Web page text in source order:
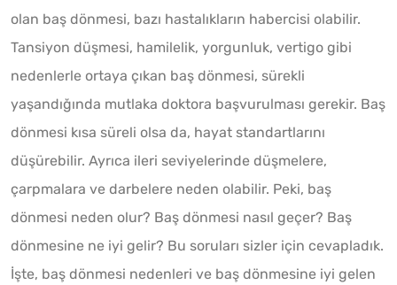
olan baş dönmesi, bazı hastalıkların habercisi olabilir.
Tansiyon düşmesi, hamilelik, yorgunluk, vertigo gibi
nedenlerle ortaya çıkan baş dönmesi, sürekli
yaşandığında mutlaka doktora başvurulması gerekir. Baş
dönmesi kısa süreli olsa da, hayat standartlarını
düşürebilir. Ayrıca ileri seviyelerinde düşmelere,
çarpmalara ve darbelere neden olabilir. Peki, baş
dönmesi neden olur? Baş dönmesi nasıl geçer? Baş
dönmesine ne iyi gelir? Bu soruları sizler için cevapladık.
İşte, baş dönmesi nedenleri ve baş dönmesine iyi gelen